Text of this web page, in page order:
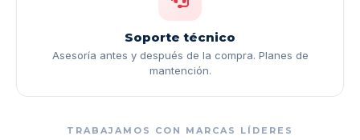
Soporte técnico
Asesoría antes y después de la compra. Planes de
mantención.
TRABAJAMOS CON MARCAS LÍDERES